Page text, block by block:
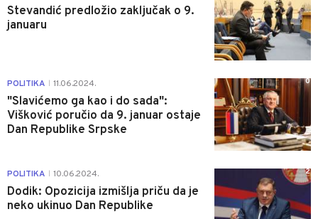
Stevandić predložio zaključak o 9.
januaru
POLITIKA 11.06.2024.
"Slavićemo ga kao i do sada":
Višković poručio da 9. januar ostaje
Dan Republike Srpske
0
POLITIKA 10.06.2024.
Dodik: Opozicija izmišlja priču da je
neko ukinuo Dan Republike
2